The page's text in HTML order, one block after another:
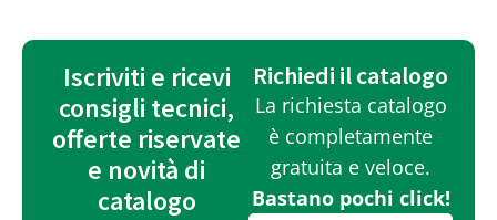
Iscriviti e ricevi
consigli tecnici,
offerte riservate
e novità di
catalogo
Richiedi il catalogo
La richiesta catalogo
è completamente
gratuita e veloce.
Bastano pochi click!